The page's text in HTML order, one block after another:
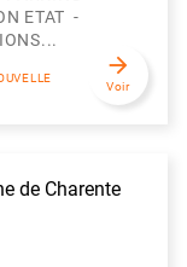
ETAT -
arrow_forward
Voir
de Charente